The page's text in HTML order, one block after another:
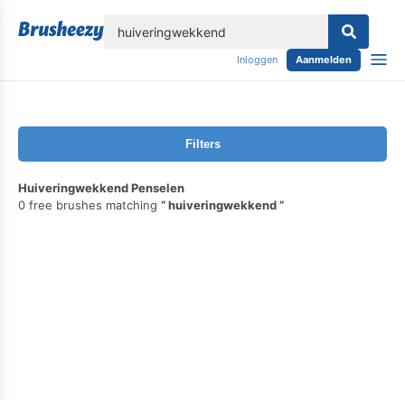
Inloggen Aanmelden
Filters
Huiveringwekkend Penselen
0 free brushes matching
huiveringwekkend